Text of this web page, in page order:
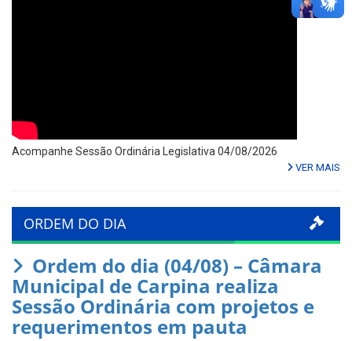
Acompanhe Sessão Ordinária Legislativa 04/08/2026
VER MAIS
ORDEM DO DIA
Ordem do dia (04/08) – Câmara
Municipal de Carpina realiza
Sessão Ordinária com projetos e
requerimentos em pauta